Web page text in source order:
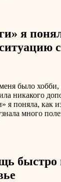
я
было хобби,
никакого
я поняла, как
много
быстро